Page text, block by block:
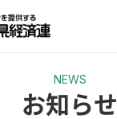
NEWS
お知らせ